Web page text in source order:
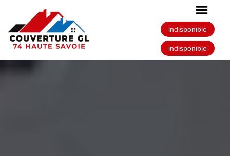
indisponible
indisponible